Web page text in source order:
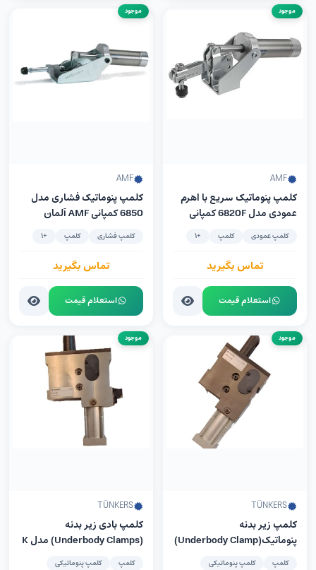
موجود
AMF
کلمپ پنوماتیک سریع با اهرم
عمودی مدل 6820F کمپانی
Festo آلمان
کلمپ عمودی کلمپ +1
تماس بگیرید
استعلام قیمت
موجود
AMF
کلمپ پنوماتیک فشاری مدل
6850 کمپانی AMF آلمان
آلمان
کلمپ فشاری کلمپ +1
تماس بگیرید
استعلام قیمت
موجود
TÜNKERS
کلمپ زیر بدنه
پنوماتیک(Underbody Clamp)
کلمپ کلمپ پنوماتیکی
موجود
TÜNKERS
کلمپ‌ بادی زیر بدنه
(Underbody Clamps) مدل K
کلمپ کلمپ پنوماتیکی